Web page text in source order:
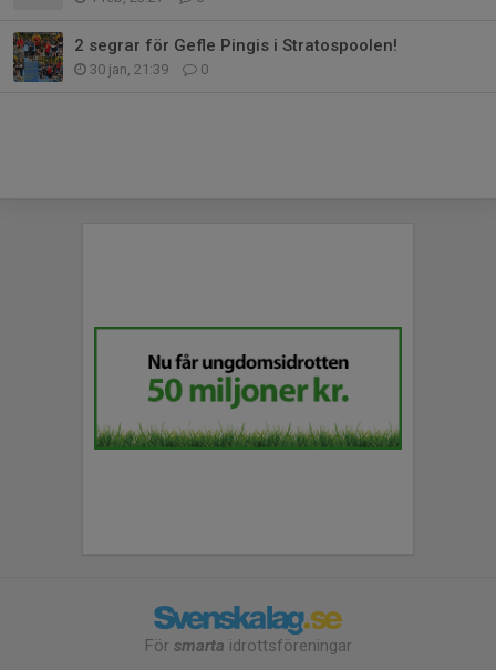
2 segrar för Gefle Pingis i Stratospoolen!
30 jan, 21:39 0
För smarta idrottsföreningar